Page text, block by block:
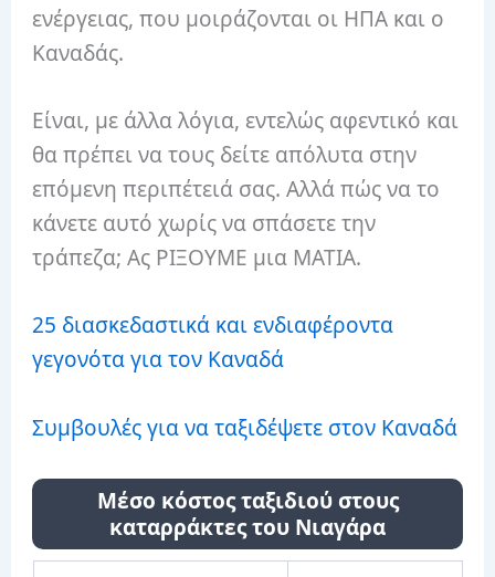
ενέργειας, που μοιράζονται οι ΗΠΑ και ο
Καναδάς.
Είναι, με άλλα λόγια, εντελώς αφεντικό και
θα πρέπει να τους δείτε απόλυτα στην
επόμενη περιπέτειά σας. Αλλά πώς να το
κάνετε αυτό χωρίς να σπάσετε την
τράπεζα; Ας ΡΙΞΟΥΜΕ μια ΜΑΤΙΑ.
25 διασκεδαστικά και ενδιαφέροντα
γεγονότα για τον Καναδά
Συμβουλές για να ταξιδέψετε στον Καναδά
Μέσο κόστος ταξιδιού στους
καταρράκτες του Νιαγάρα